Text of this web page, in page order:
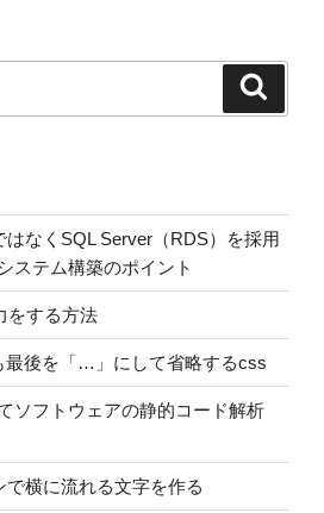
はなくSQL Server（RDS）を採用
ステム構築のポイント
をする方法
最後を「…」にして省略するcss
ソフトウェアの静的コード解析
横に流れる文字を作る